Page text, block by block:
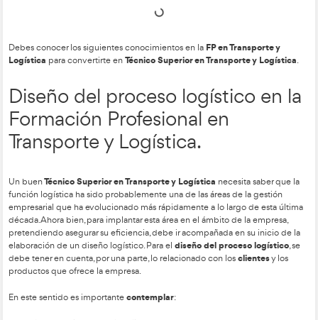
Debes conocer los siguientes conocimientos en la
Logística para convertirte en Técnico Superior en
Diseño del proceso
Formación Profesional en
Transporte y Logística.